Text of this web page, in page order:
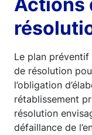
Le plan préventif
de résolution
l’obligation
rétablissement
résolution
défaillance de